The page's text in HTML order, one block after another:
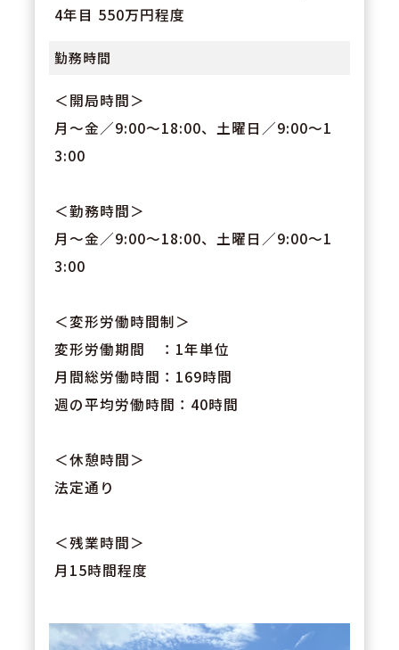
4年目 550万円程度
勤務時間
＜開局時間＞
月～金／9:00～18:00、土曜日／9:00～1
3:00
＜勤務時間＞
月～金／9:00～18:00、土曜日／9:00～1
3:00
＜変形労働時間制＞
変形労働期間 ：1年単位
月間総労働時間：169時間
週の平均労働時間：40時間
＜休憩時間＞
法定通り
＜残業時間＞
月15時間程度